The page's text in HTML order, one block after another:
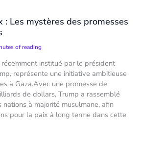
: Les mystères des promesses
of reading
institué par le président
représente une initiative ambitieuse
à Gaza.Avec une promesse de
de dollars, Trump a rassemblé
à majorité musulmane, afin
pour la paix à long terme dans cette